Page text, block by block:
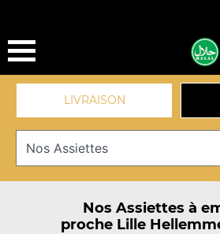
LIVRAISON
Nos Assiettes à
proche Lille